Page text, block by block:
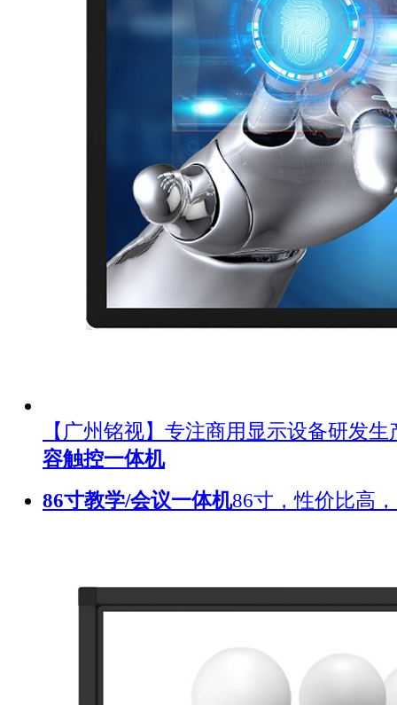
【广州铭视】专注商用显示设备研发
容触控一体机
86寸教学/会议一体机86寸，性价比高